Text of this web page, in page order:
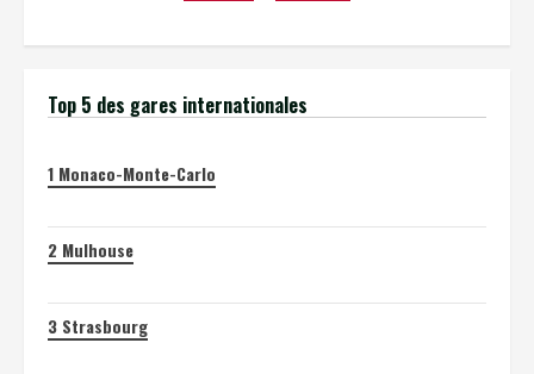
Top 5 des gares internationales
1 Monaco-Monte-Carlo
2 Mulhouse
3 Strasbourg